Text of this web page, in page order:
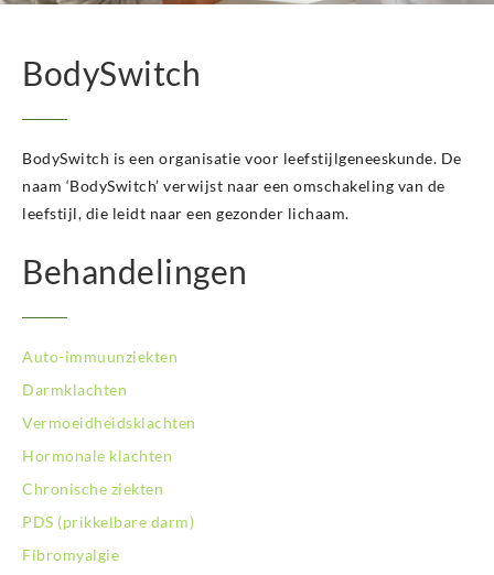
BodySwitch Hoofddorp
BodySwitch Hoorn
BodySwitch Kampen
BodySwitch Kerkrade
BodySwitch Krimpenerwaard
BodySwitch Leeuwarden
BodySwitch Leiden
BodySwitch Lelystad
BodySwitch Maastricht
BodySwitch Nijmegen
BodySwitch Oss
BodySwitch Purmerend
BodySwitch Rotterdam-Centrum
BodySwitch Rotterdam-Kralingen
BodySwitch Rotterdam-Oost
BodySwitch Schiedam
BodySwitch
BodySwitch is een organisatie voor leefstijlgeneeskunde. De
naam ‘BodySwitch’ verwijst naar een omschakeling van de
leefstijl, die leidt naar een gezonder lichaam.
Behandelingen
Auto-immuunziekten
Darmklachten
Vermoeidheidsklachten
Hormonale klachten
Chronische ziekten
PDS (prikkelbare darm)
Fibromyalgie